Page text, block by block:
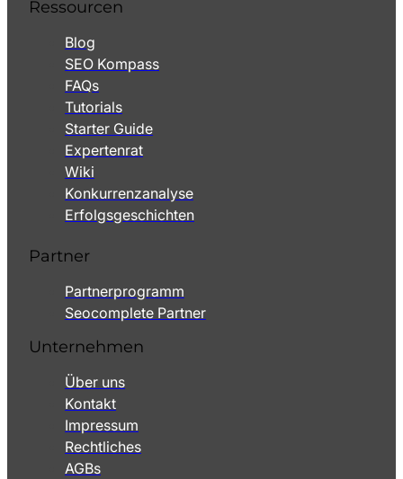
Ressourcen
Blog
SEO Kompass
FAQs
Tutorials
Starter Guide
Expertenrat
Wiki
Konkurrenzanalyse
Erfolgsgeschichten
Partner
Partnerprogramm
Seocomplete Partner
Unternehmen
Über uns
Kontakt
Impressum
Rechtliches
AGBs